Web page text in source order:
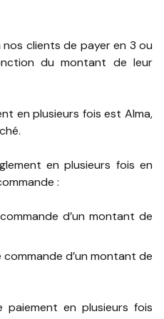
clients de payer en 3 ou
du montant de leur
en plusieurs fois est Alma,
en plusieurs fois en
:
d’un montant de
d’un montant de
paiement en plusieurs fois